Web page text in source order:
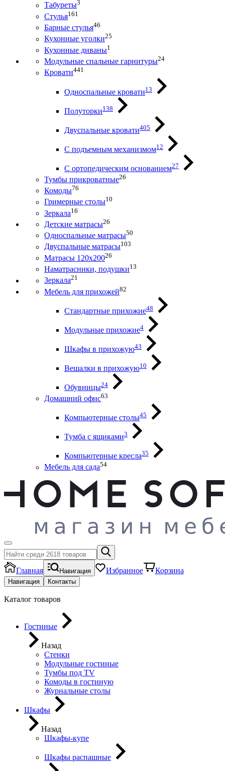
Табуреты3
Стулья161
Барные стулья46
Кухонные уголки25
Кухонные диваны1
Модульные спальные гарнитуры24
Кровати441
Односпальные кровати13
Полуторки138
Двуспальные кровати405
С подъемным механизмом12
С ортопедическим основанием27
Тумбы прикроватные26
Комоды76
Гримерные столы10
Зеркала16
Детские матрасы26
Односпальные матрасы50
Двуспальные матрасы103
Матрасы 120х20026
Наматрасники, подушки13
Зеркала21
Мебель для прихожей82
Стандартные прихожие48
Модульные прихожие4
Шкафы в прихожую43
Вешалки в прихожую10
Обувницы24
Домашний офис63
Компьютерные столы45
Тумба с ящиками3
Компьютерные кресла35
Мебель для сада54
Главная Навигация Избранное Корзина
Навигация Контакты
Каталог товаров
Гостиные
Назад
Стенки
Модульные гостиные
Тумбы под ТV
Комоды в гостиную
Журнальные столы
Шкафы
Назад
Шкафы-купе
Шкафы распашные